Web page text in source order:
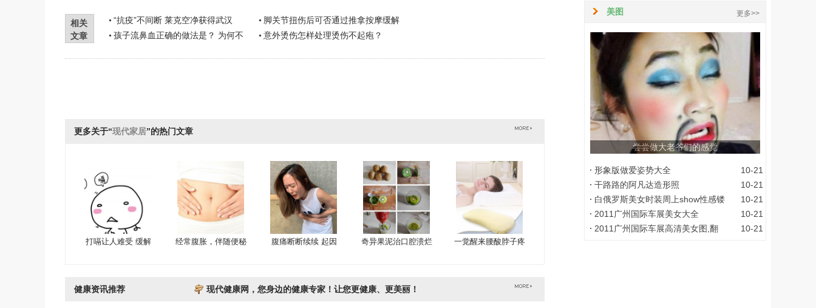
相关
文章
“抗疫”不间断 莱克空净获得武汉
脚关节扭伤后可否通过推拿按摩缓解
孩子流鼻血正确的做法是？ 为何不
意外烫伤怎样处理烫伤不起疱？
更多关于“现代家居”的热门文章
打嗝让人难受 缓解 经常腹胀，伴随便秘 腹痛断断续续 起因 奇异果泥治口腔溃烂 一觉醒来腰酸脖子疼
健康资讯推荐 现代健康网，您身边的健康专家！让您更健康、更美丽！
美图 更多>>
尝尝做大老爷们的感觉
形象版做爱姿势大全
10-21
干路路的阿凡达造形照
10-21
白俄罗斯美女时装周上show性感镂
10-21
2011广州国际车展美女大全
10-21
2011广州国际车展高清美女图,翻
10-21